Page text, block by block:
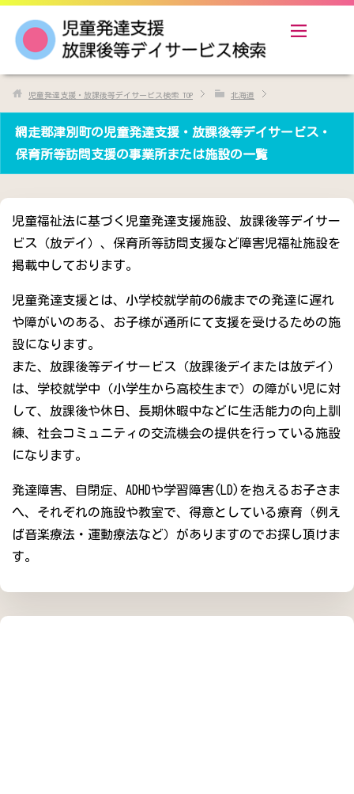
児童発達支援・放課後等デイサービス検索 TOP 北海道
網走郡津別町の児童発達支援・放課後等デイサービス・
保育所等訪問支援の事業所または施設の一覧
児童福祉法に基づく児童発達支援施設、放課後等デイサー
ビス（放デイ）、保育所等訪問支援など障害児福祉施設を
掲載中しております。
児童発達支援とは、小学校就学前の6歳までの発達に遅れ
や障がいのある、お子様が通所にて支援を受けるための施
設になります。
また、放課後等デイサービス（放課後デイまたは放デイ）
は、学校就学中（小学生から高校生まで）の障がい児に対
して、放課後や休日、長期休暇中などに生活能力の向上訓
練、社会コミュニティの交流機会の提供を行っている施設
になります。
発達障害、自閉症、ADHDや学習障害(LD)を抱えるお子さま
へ、それぞれの施設や教室で、得意としている療育（例え
ば音楽療法・運動療法など）がありますのでお探し頂けま
す。